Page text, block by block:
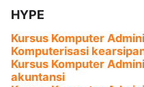
HYPE
Kursus Komputer
Komputerisasi
Kursus Komputer
akuntansi